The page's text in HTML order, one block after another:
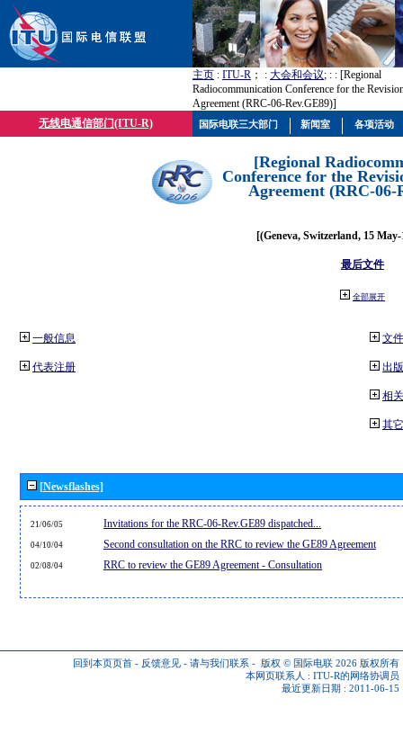
主页 : ITU-R ； : 大会和会议; : : [Regional
Radiocommunication Conference for the
Agreement (RRC-06-Rev.GE89)]
无线电通信部门(ITU-R)
[Regional
Conference for the
Agreement (RRC-06-
[(Geneva, Switzerland, 15
最后文件
全部展开
一般信息
代表注册
文件
出
相
其
[Newsflashes]
21/06/05 Invitations for the RRC-06-Rev.GE89 dispatched...
04/10/04 Second consultation on the RRC to review the GE89 Agreement
02/08/04 RRC to review the GE89 Agreement - Consultation
回到本页页首 - 反馈意见 - 请与我们联系 - 版权 © 国际电联 2026 版权所有
本网页联系人 : ITU-R的网络协调员
最近更新日期 : 2011-06-15
国际电联三大部门 新闻室 各项活动